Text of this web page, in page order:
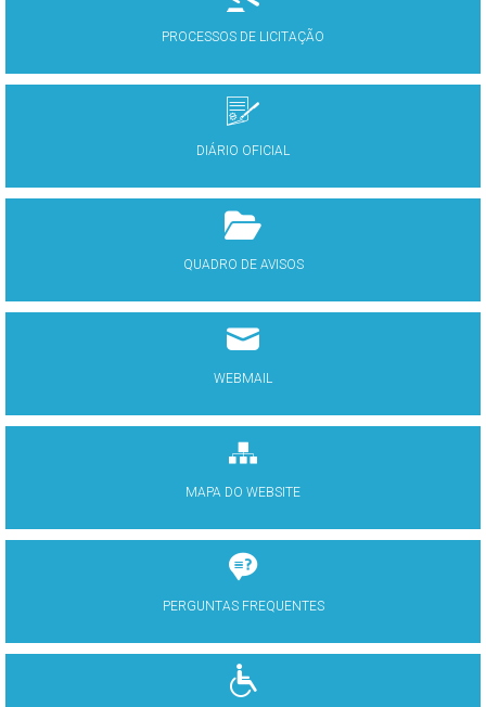
PROCESSOS DE LICITAÇÃO
DIÁRIO OFICIAL
QUADRO DE AVISOS
WEBMAIL
MAPA DO WEBSITE
PERGUNTAS FREQUENTES